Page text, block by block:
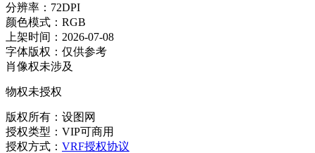
分辨率：72DPI
颜色模式：RGB
上架时间：2026-07-08
字体版权：仅供参考
肖像权未涉及
物权未授权
版权所有：设图网
授权类型：VIP可商用
授权方式： VRF授权协议